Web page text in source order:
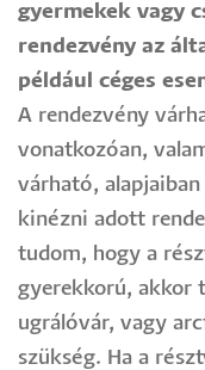
gyermekek vagy
rendezvény az
például céges
A rendezvény
vonatkozóan,
várható,
kinézni adott
tudom, hogy a
gyerekkorú, akkor
ugrálóvár, vagy
szükség. Ha a